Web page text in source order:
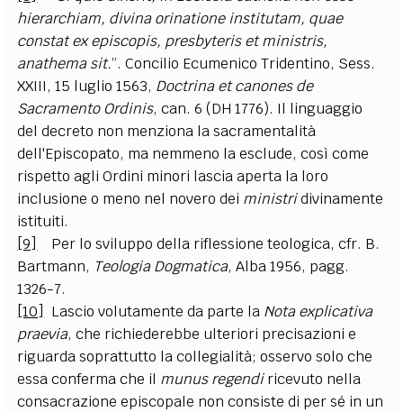
hierarchiam, divina orinatione institutam, quae
constat ex episcopis, presbyteris et ministris,
anathema sit.”.Concilio Ecumenico Tridentino, Sess.
XXIII, 15 luglio 1563, Doctrina et canones de
Sacramento Ordinis, can. 6 (DH 1776). Il linguaggio
del decreto non menziona la sacramentalità
dell'Episcopato, ma nemmeno la esclude, così come
rispetto agli Ordini minori lascia aperta la loro
inclusione o meno nel novero dei ministridivinamente
istituiti.
[9]
Per lo sviluppo della riflessione teologica, cfr. B.
Bartmann, Teologia Dogmatica, Alba 1956, pagg.
1326-7.
[10] Lascio volutamente da parte la Nota explicativa
praevia, che richiederebbe ulteriori precisazioni e
riguarda soprattutto la collegialità; osservo solo che
essa conferma che il munus regendiricevuto nella
consacrazione episcopale non consiste di per sé in un